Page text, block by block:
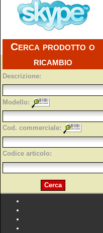
Cerca prodotto o
ricambio
Descrizione:
Modello:
Cod. commerciale:
Codice articolo: